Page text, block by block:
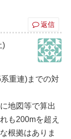
返信
)
重連)までの対
地図等で算出
も200mを超え
根拠はありま